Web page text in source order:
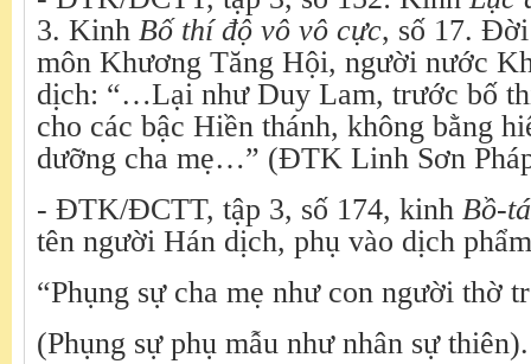
3. Kinh Bố thí độ vô vô cực, số 17.
môn Khương Tăng Hội, người nước
dịch: “…Lại như Duy Lam, trước bố
cho các bậc Hiền thánh, không bằng
dưỡng cha mẹ…” (ĐTK Linh Sơn
- ĐTK/ĐCTT, tập 3, số 174, kinh Bồ-
tên người Hán dịch, phụ vào dịch
“Phụng sự cha mẹ như con người thờ
(Phụng sự phụ mẫu như nhân sự thiên).